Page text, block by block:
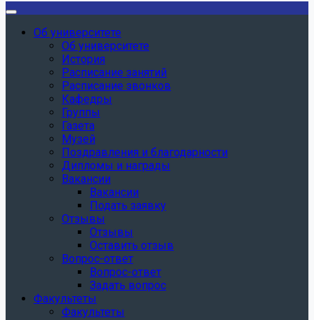
Об университете
Об университете
История
Расписание занятий
Расписание звонков
Кафедры
Группы
Газета
Музей
Поздравления и благодарности
Дипломы и награды
Вакансии
Вакансии
Подать заявку
Отзывы
Отзывы
Оставить отзыв
Вопрос-ответ
Вопрос-ответ
Задать вопрос
Факультеты
Факультеты